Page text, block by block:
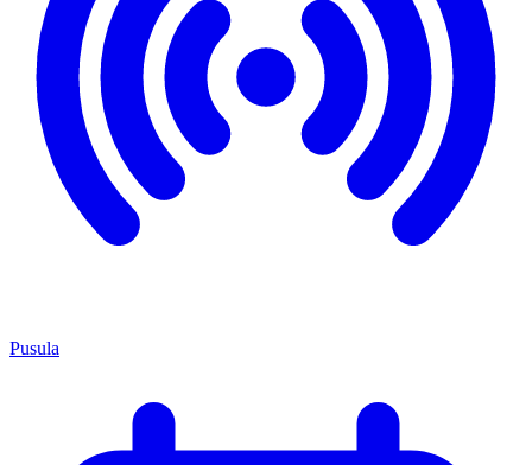
Pusula